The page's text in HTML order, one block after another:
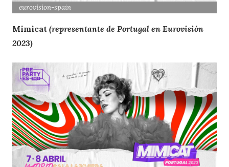
eurovision-spain
Mimicat (representante de Portugal en Eurovisión
2023)